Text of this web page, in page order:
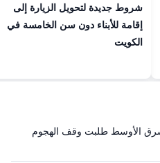
شروط جديدة لتحويل الزيارة إلى
إقامة للأبناء دون سن الخامسة في
الكويت
الأوسط طلبت وقف الهجوم